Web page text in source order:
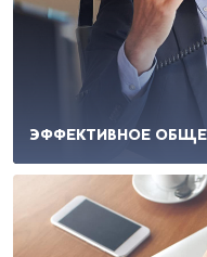
ЭФФЕКТИВНОЕ